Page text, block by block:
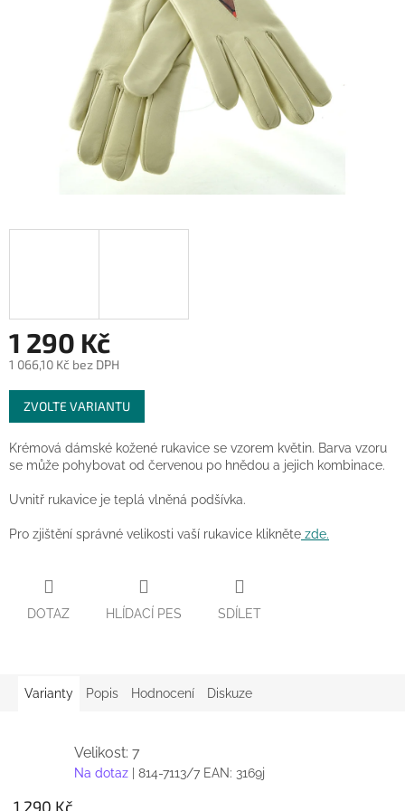
1 290 Kč
1 066,10 Kč bez DPH
Měrná
cena:
ZVOLTE VARIANTU
Krémová dámské kožené rukavice se vzorem květin. Barva vzoru
se může pohybovat od červenou po hnědou a jejich kombinace.
Uvnitř rukavice je teplá vlněná podšívka.
Pro zjištění správné velikosti vaší rukavice klikněte zde.
DOTAZ HLÍDACÍ PES SDÍLET
Varianty Popis Hodnocení Diskuze
Velikost: 7
Na dotaz | 814-7113/7 EAN: 3169j
1 290 Kč